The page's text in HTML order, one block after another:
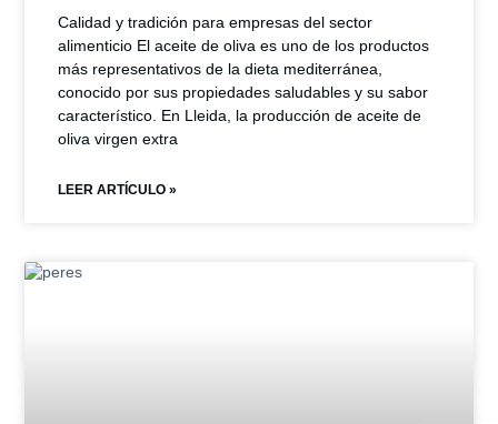
Calidad y tradición para empresas del sector
alimenticio El aceite de oliva es uno de los productos
más representativos de la dieta mediterránea,
conocido por sus propiedades saludables y su sabor
característico. En Lleida, la producción de aceite de
oliva virgen extra
LEER ARTÍCULO »